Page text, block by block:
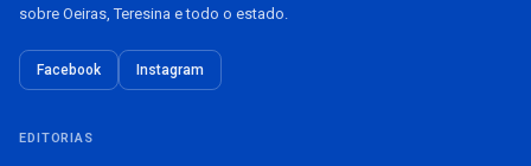
sobre Oeiras, Teresina e todo o estado.
Facebook Instagram
EDITORIAS